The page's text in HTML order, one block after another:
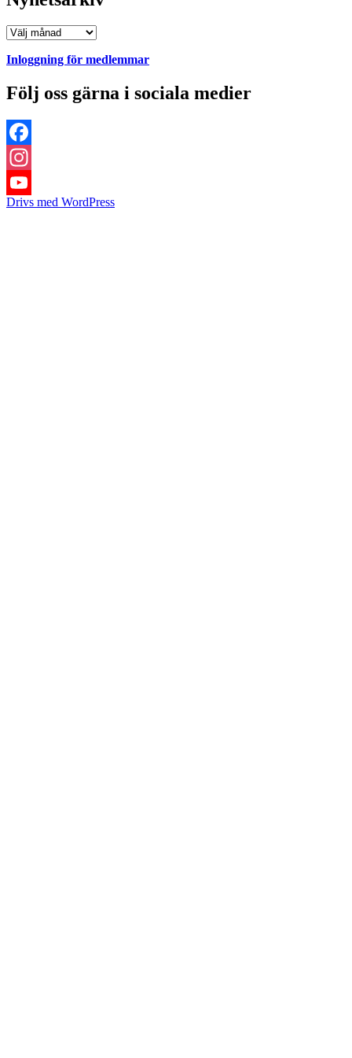
Nyhetsarkiv
Inloggning för medlemmar
Följ oss gärna i sociala medier
Facebook
Instagram
YouTube
Drivs med WordPress